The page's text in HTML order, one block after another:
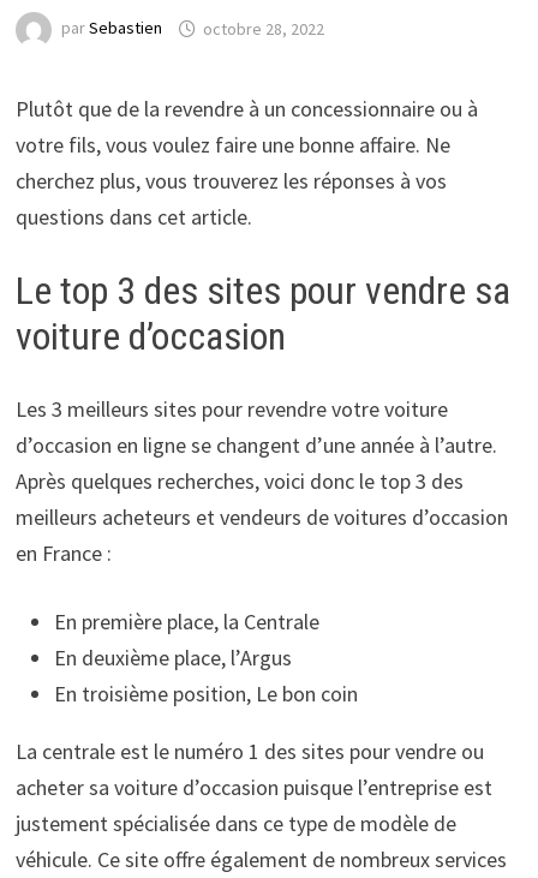
parSebastien octobre 28, 2022
Plutôt que de la revendre à un concessionnaire ou à
votre fils, vous voulez faire une bonne affaire. Ne
cherchez plus, vous trouverez les réponses à vos
questions dans cet article.
Le top 3 des sites pour vendre sa
voiture d’occasion
Les 3 meilleurs sites pour revendre votre voiture
d’occasion en ligne se changent d’une année à l’autre.
Après quelques recherches, voici donc le top 3 des
meilleurs acheteurs et vendeurs de voitures d’occasion
en France :
En première place, la Centrale
En deuxième place, l’Argus
En troisième position, Le bon coin
La centrale est le numéro 1 des sites pour vendre ou
acheter sa voiture d’occasion puisque l’entreprise est
justement spécialisée dans ce type de modèle de
véhicule. Ce site offre également de nombreux services